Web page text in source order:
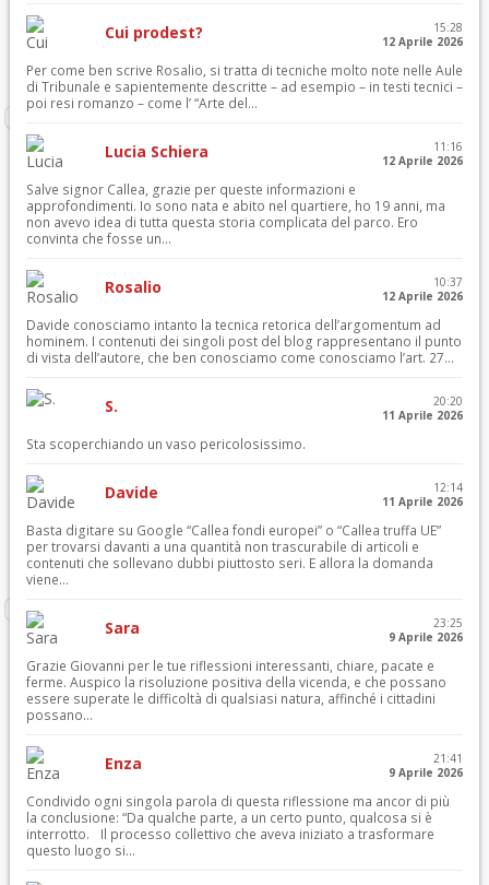
Cui prodest?
15:28
12 Aprile 2026
Per come ben scrive Rosalio, si tratta di tecniche molto note nelle Aule
di Tribunale e sapientemente descritte – ad esempio – in testi tecnici –
poi resi romanzo – come l’ “Arte del...
Lucia Schiera
11:16
12 Aprile 2026
Salve signor Callea, grazie per queste informazioni e
approfondimenti. Io sono nata e abito nel quartiere, ho 19 anni, ma
non avevo idea di tutta questa storia complicata del parco. Ero
convinta che fosse un...
Rosalio
10:37
12 Aprile 2026
Davide conosciamo intanto la tecnica retorica dell’argomentum ad
hominem. I contenuti dei singoli post del blog rappresentano il punto
di vista dell’autore, che ben conosciamo come conosciamo l’art. 27...
S.
20:20
11 Aprile 2026
Sta scoperchiando un vaso pericolosissimo.
Davide
12:14
11 Aprile 2026
Basta digitare su Google “Callea fondi europei” o “Callea truffa UE”
per trovarsi davanti a una quantità non trascurabile di articoli e
contenuti che sollevano dubbi piuttosto seri. E allora la domanda
viene...
Sara
23:25
9 Aprile 2026
Grazie Giovanni per le tue riflessioni interessanti, chiare, pacate e
ferme. Auspico la risoluzione positiva della vicenda, e che possano
essere superate le difficoltà di qualsiasi natura, affinché i cittadini
possano...
Enza
21:41
9 Aprile 2026
Condivido ogni singola parola di questa riflessione ma ancor di più
la conclusione: “Da qualche parte, a un certo punto, qualcosa si è
interrotto. Il processo collettivo che aveva iniziato a trasformare
questo luogo si...